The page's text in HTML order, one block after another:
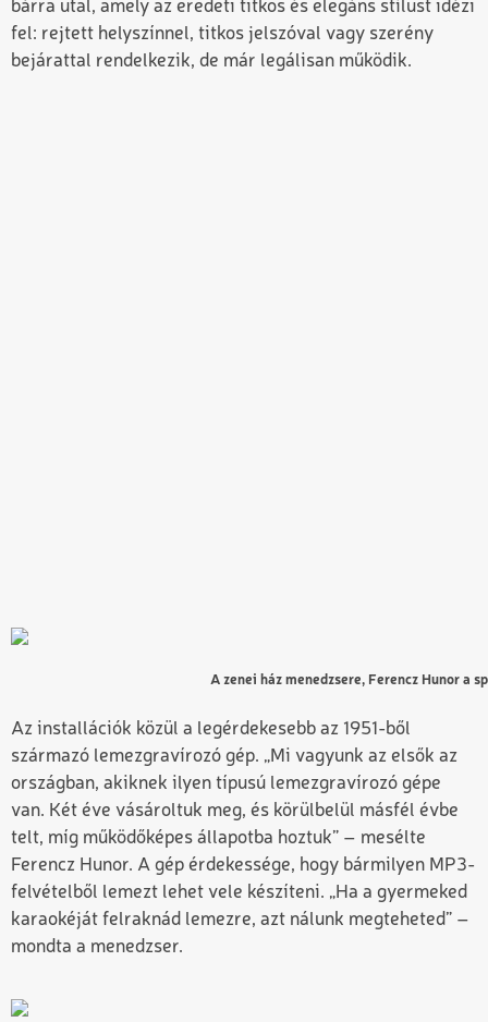
bárra utal, amely az eredeti titkos és elegáns stílust idézi
fel: rejtett helyszínnel, titkos jelszóval vagy szerény
bejárattal rendelkezik, de már legálisan működik.
A zenei ház menedzsere, Ferencz Hunor
Az installációk közül a legérdekesebb az 1951-ből
származó lemezgravírozó gép. „Mi vagyunk az elsők az
országban, akiknek ilyen típusú lemezgravírozó gépe
van. Két éve vásároltuk meg, és körülbelül másfél évbe
telt, míg működőképes állapotba hoztuk” – mesélte
Ferencz Hunor. A gép érdekessége, hogy bármilyen MP3-
felvételből lemezt lehet vele készíteni. „Ha a gyermeked
karaokéját felraknád lemezre, azt nálunk megteheted” –
mondta a menedzser.